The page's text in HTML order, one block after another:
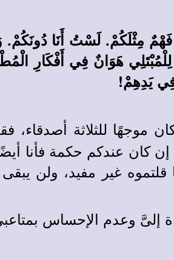
إِنَّكُمْ أَنْتُمْ شَعْبٌ وَمَعَكُمْ تَمُوتُ الْحِكْمَةُ! 3 غَيْرَ أَنَّهُ لِي
4 رَجُلًا سُخْرَةً لِصَاحِبِهِ صِرْتُ. دَعَا اللهَ فَاسْتَجَابَهُ. سُخْرَةٌ هُوَ الصِّدِّيقُ
للثلاثة أصدقاء،
إن كان عندكم حكمة فأنا
غير مفيد، ولن يبقى
إلىَّ وعدم الإحساس